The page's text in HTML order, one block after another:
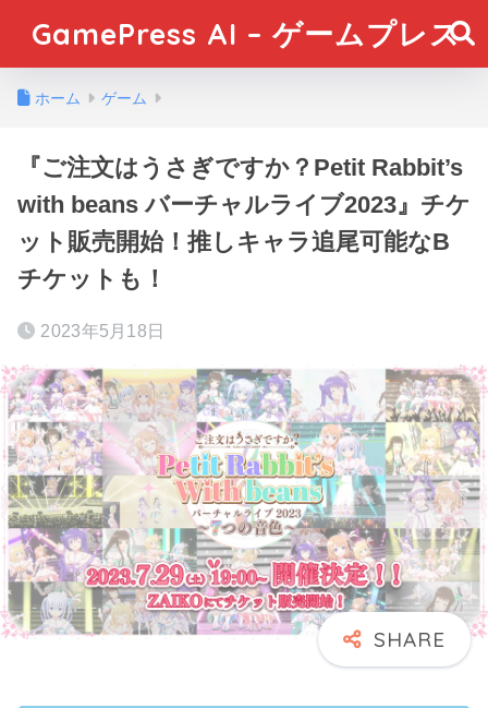
GamePress AI – ゲームプレス
ホーム ゲーム
『ご注文はうさぎですか？Petit Rabbit’s
with beans バーチャルライブ2023』チケ
ット販売開始！推しキャラ追尾可能なB
チケットも！
2023年5月18日